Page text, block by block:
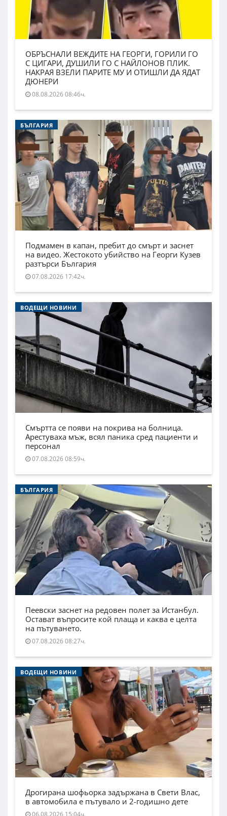
ОБРЪСНАЛИ ВЕЖДИТЕ НА ГЕОРГИ, ГОРИЛИ ГО
С ЦИГАРИ, ДУШИЛИ ГО С НАЙЛОНОВ ПЛИК.
НАКРАЯ ВЗЕЛИ ПАРИТЕ МУ И ОТИШЛИ ДА ЯДАТ
ДЮНЕРИ
08.08.2026 08:46ч.
БЪЛГАРИЯ
Подмамен в капан, пребит до смърт и заснет
на видео. Жестокото убийство на Георги Кузев
разтърси България
07.08.2026 17:42ч.
ВОДЕЩИ НОВИНИ
Смъртта се появи на покрива на болница.
Арестуваха мъж, всял паника сред пациенти и
персонал
07.08.2026 08:59ч.
БЪЛГАРИЯ
Пеевски заснет на редовен полет за Истанбул.
Остават въпросите кой плаща и каква е целта
на пътуването.
07.08.2026 08:27ч.
ВОДЕЩИ НОВИНИ
Дрогирана шофьорка задържана в Свети Влас,
в автомобила е пътувало и 2-годишно дете